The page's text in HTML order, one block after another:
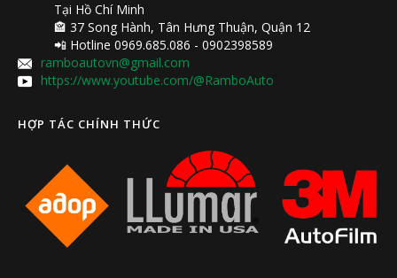
Tại Hồ Chí Minh
🏤 37 Song Hành, Tân Hưng Thuận, Quận 12
📲 Hotline 0969.685.086 - 0902398589
ramboautovn@gmail.com
https://www.youtube.com/@RamboAuto
HỢP TÁC CHÍNH THỨC